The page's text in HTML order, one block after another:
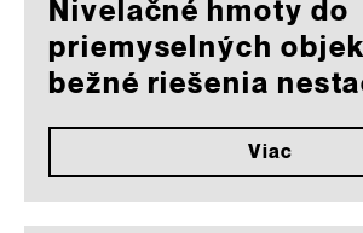
Nivelačné hmoty do
priemyselných
bežné riešenia
Viac